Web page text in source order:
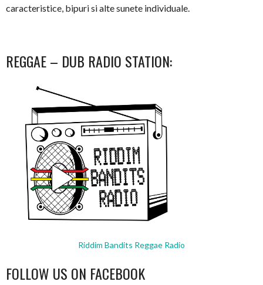
caracteristice, bipuri si alte sunete individuale.
REGGAE – DUB RADIO STATION:
Riddim Bandits Reggae Radio
FOLLOW US ON FACEBOOK